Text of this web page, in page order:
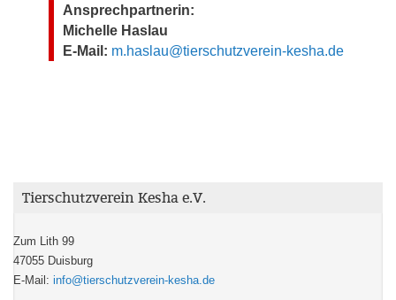
Ansprechpartnerin:
Michelle Haslau
E-Mail: m.haslau@tierschutzverein-kesha.de
Tierschutzverein Kesha e.V.
Zum Lith 99
47055 Duisburg
E-Mail: info@tierschutzverein-kesha.de